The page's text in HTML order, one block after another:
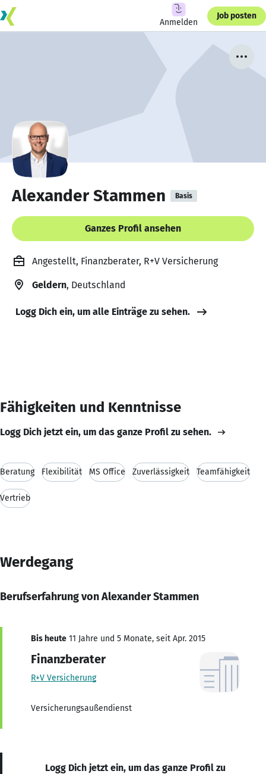
Anmelden
Job posten
Alexander Stammen Basis
Ganzes Profil ansehen
Angestellt, Finanzberater, R+V Versicherung
Geldern, Deutschland
Logg Dich ein, um alle Einträge zu sehen.
Fähigkeiten und Kenntnisse
Logg Dich jetzt ein, um das ganze Profil zu sehen.
Beratung Flexibilität MS Office Zuverlässigkeit Teamfähigkeit
Vertrieb
Werdegang
Berufserfahrung von Alexander Stammen
Bis heute 11 Jahre und 5 Monate, seit Apr. 2015
Finanzberater
R+V Versicherung
Versicherungsaußendienst
Logg Dich jetzt ein, um das ganze Profil zu